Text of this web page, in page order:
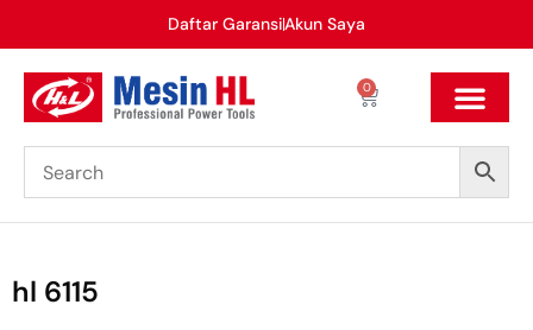
Daftar GaransiAkun Saya
0
hl 6115